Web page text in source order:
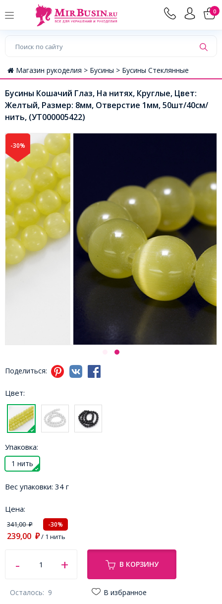
0
Магазин рукоделия > Бусины > Бусины Стеклянные
Бусины Кошачий Глаз, На нитях, Круглые, Цвет:
Желтый, Размер: 8мм, Отверстие 1мм, 50шт/40см/
нить, (УТ000005422)
-30%
Поделиться:
Цвет:
Упаковка:
1 нить
Вес упаковки: 34 г
Цена:
341,00₽ -30%
239,00 ₽/ 1 нить
В КОРЗИНУ
Осталось: 9 В избранное